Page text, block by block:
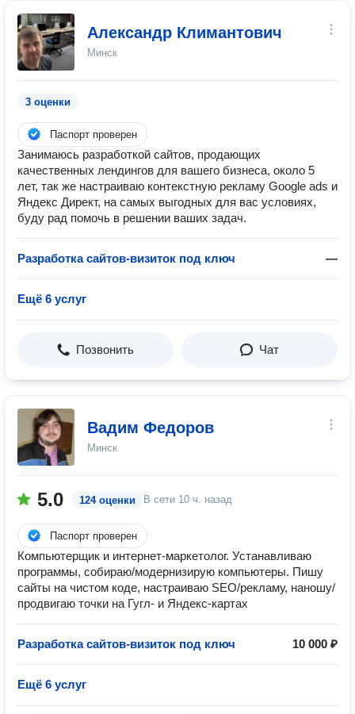
Александр Климантович
Минск
3 оценки
Паспорт проверен
Занимаюсь разработкой сайтов, продающих
качественных лендингов для вашего бизнеса, около 5
лет, так же настраиваю контекстную рекламу Google ads и
Яндекс Директ, на самых выгодных для вас условиях,
буду рад помочь в решении ваших задач.
Разработка сайтов-визиток под ключ —
Ещё 6 услуг
Позвонить Чат
Вадим Федоров
Минск
5.0 124 оценки В сети 10 ч. назад
Паспорт проверен
Компьютерщик и интернет-маркетолог. Устанавливаю
программы, собираю/модернизирую компьютеры. Пишу
сайты на чистом коде, настраиваю SEO/рекламу, наношу/
продвигаю точки на Гугл- и Яндекс-картах
Разработка сайтов-визиток под ключ 10 000 ₽
Ещё 6 услуг